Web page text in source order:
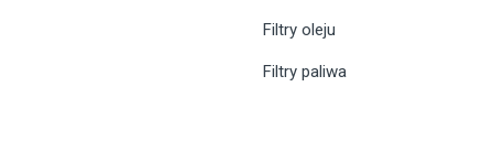
Filtry oleju
Filtry paliwa